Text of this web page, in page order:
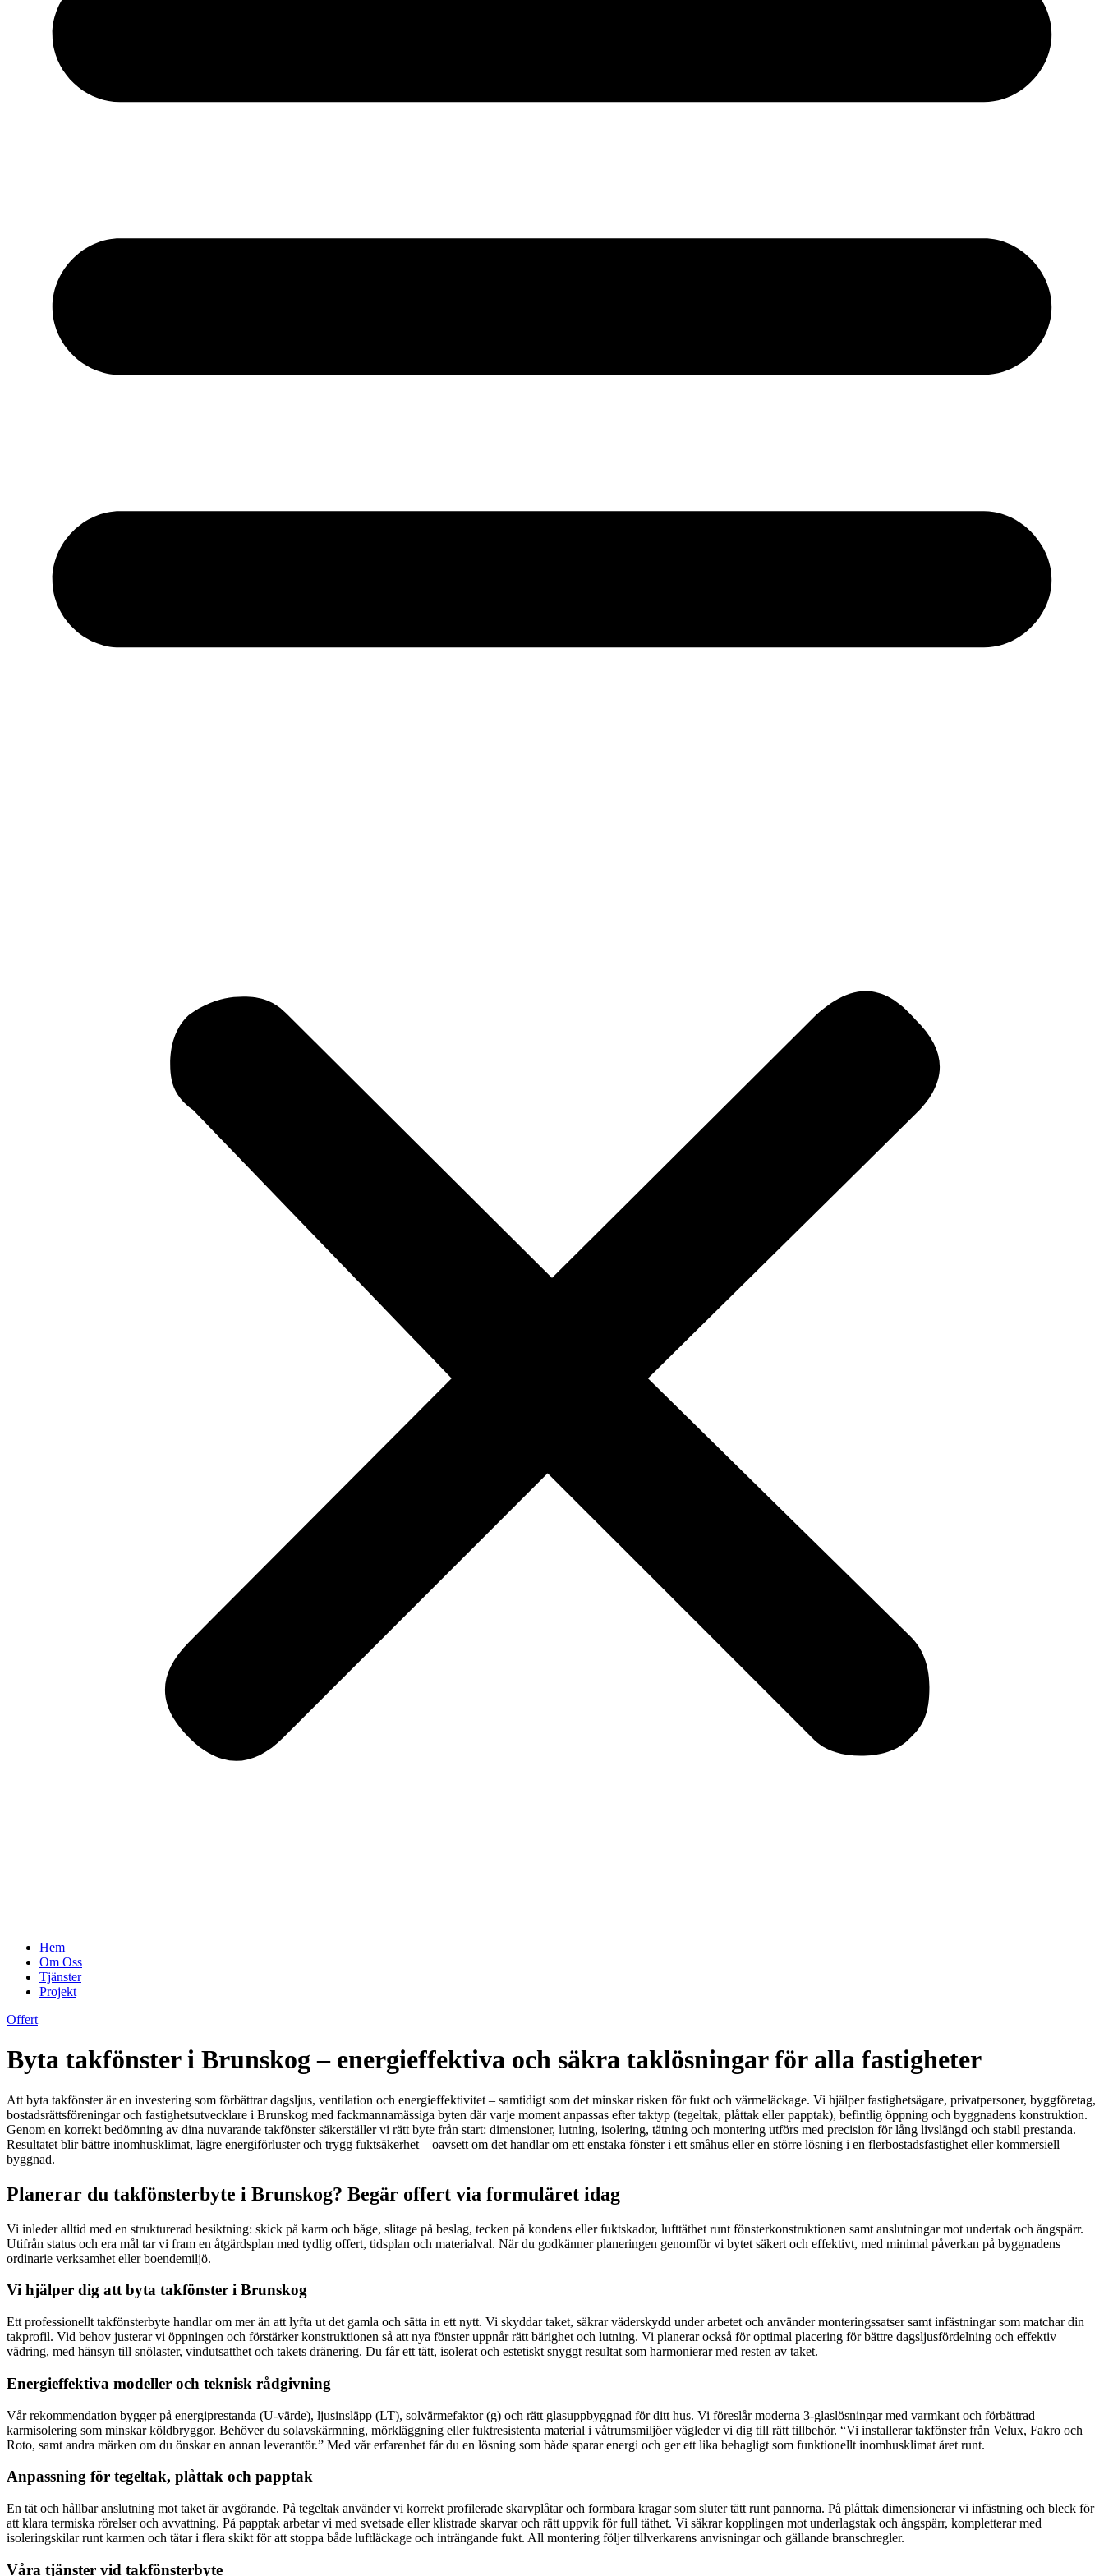
Hem
Om Oss
Tjänster
Projekt
Offert
Byta takfönster i Brunskog – energieffektiva och säkra taklösningar för alla fastigheter
Att byta takfönster är en investering som förbättrar dagsljus, ventilation och energieffektivitet – samtidigt som det minskar risken för fukt och värmeläckage. Vi hjälper fastighetsägare, privatpersoner, byggföretag,
bostadsrättsföreningar och fastighetsutvecklare i Brunskog med fackmannamässiga byten där varje moment anpassas efter taktyp (tegeltak, plåttak eller papptak), befintlig öppning och byggnadens konstruktion.
Genom en korrekt bedömning av dina nuvarande takfönster säkerställer vi rätt byte från start: dimensioner, lutning, isolering, tätning och montering utförs med precision för lång livslängd och stabil prestanda.
Resultatet blir bättre inomhusklimat, lägre energiförluster och trygg fuktsäkerhet – oavsett om det handlar om ett enstaka fönster i ett småhus eller en större lösning i en flerbostadsfastighet eller kommersiell
byggnad.
Planerar du takfönsterbyte i Brunskog? Begär offert via formuläret idag
Vi inleder alltid med en strukturerad besiktning: skick på karm och båge, slitage på beslag, tecken på kondens eller fuktskador, lufttäthet runt fönsterkonstruktionen samt anslutningar mot undertak och ångspärr.
Utifrån status och era mål tar vi fram en åtgärdsplan med tydlig offert, tidsplan och materialval. När du godkänner planeringen genomför vi bytet säkert och effektivt, med minimal påverkan på byggnadens
ordinarie verksamhet eller boendemiljö.
Vi hjälper dig att byta takfönster i Brunskog
Ett professionellt takfönsterbyte handlar om mer än att lyfta ut det gamla och sätta in ett nytt. Vi skyddar taket, säkrar väderskydd under arbetet och använder monteringssatser samt infästningar som matchar din
takprofil. Vid behov justerar vi öppningen och förstärker konstruktionen så att nya fönster uppnår rätt bärighet och lutning. Vi planerar också för optimal placering för bättre dagsljusfördelning och effektiv
vädring, med hänsyn till snölaster, vindutsatthet och takets dränering. Du får ett tätt, isolerat och estetiskt snyggt resultat som harmonierar med resten av taket.
Energieffektiva modeller och teknisk rådgivning
Vår rekommendation bygger på energiprestanda (U-värde), ljusinsläpp (LT), solvärmefaktor (g) och rätt glasuppbyggnad för ditt hus. Vi föreslår moderna 3-glaslösningar med varmkant och förbättrad
karmisolering som minskar köldbryggor. Behöver du solavskärmning, mörkläggning eller fuktresistenta material i våtrumsmiljöer vägleder vi dig till rätt tillbehör. “Vi installerar takfönster från Velux, Fakro och
Roto, samt andra märken om du önskar en annan leverantör.” Med vår erfarenhet får du en lösning som både sparar energi och ger ett lika behagligt som funktionellt inomhusklimat året runt.
Anpassning för tegeltak, plåttak och papptak
En tät och hållbar anslutning mot taket är avgörande. På tegeltak använder vi korrekt profilerade skarvplåtar och formbara kragar som sluter tätt runt pannorna. På plåttak dimensionerar vi infästning och bleck för
att klara termiska rörelser och avvattning. På papptak arbetar vi med svetsade eller klistrade skarvar och rätt uppvik för full täthet. Vi säkrar kopplingen mot underlagstak och ångspärr, kompletterar med
isoleringskilar runt karmen och tätar i flera skikt för att stoppa både luftläckage och inträngande fukt. All montering följer tillverkarens anvisningar och gällande branschregler.
Våra tjänster vid takfönsterbyte